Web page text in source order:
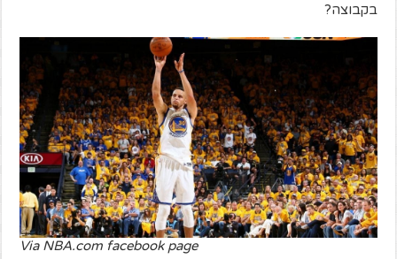
בקבוצה?
Via NBA.com facebook page